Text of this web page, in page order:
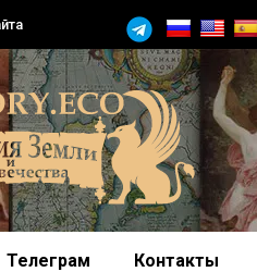
Телеграм Контакты